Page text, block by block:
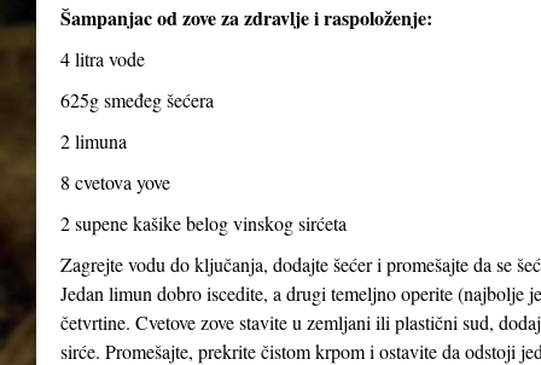
Šampanjac od zove za zdravlje i raspoloženje:
4 litra vode
625g smeđeg šećera
2 limuna
8 cvetova yove
2 supene kašike belog vinskog sirćeta
Zagrejte vodu do ključanja, dodajte šećer i promešajte da se
Jedan limun dobro iscedite, a drugi temeljno operite (najbolje
četvrtine. Cvetove zove stavite u zemljani ili plastični sud,
sirće. Promešajte, prekrite čistom krpom i ostavite da odstoji